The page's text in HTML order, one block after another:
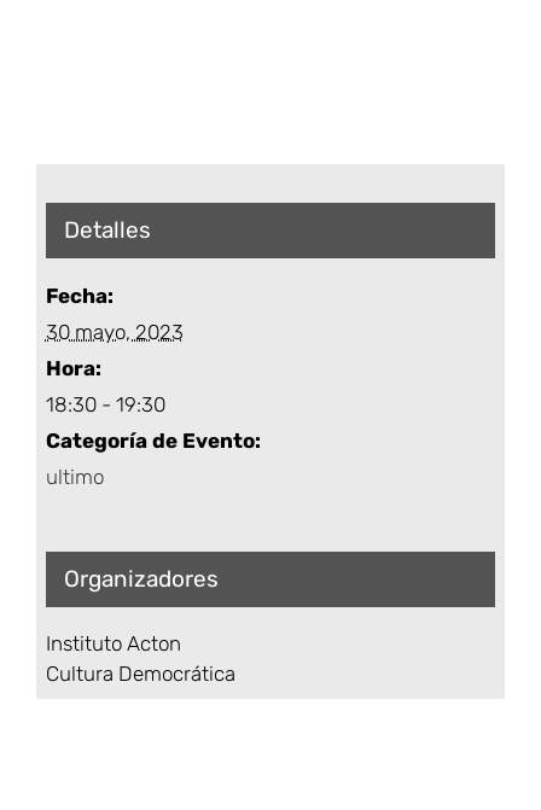
Detalles
Fecha:
30 mayo, 2023
Hora:
18:30 - 19:30
Categoría de Evento:
ultimo
Organizadores
Instituto Acton
Cultura Democrática